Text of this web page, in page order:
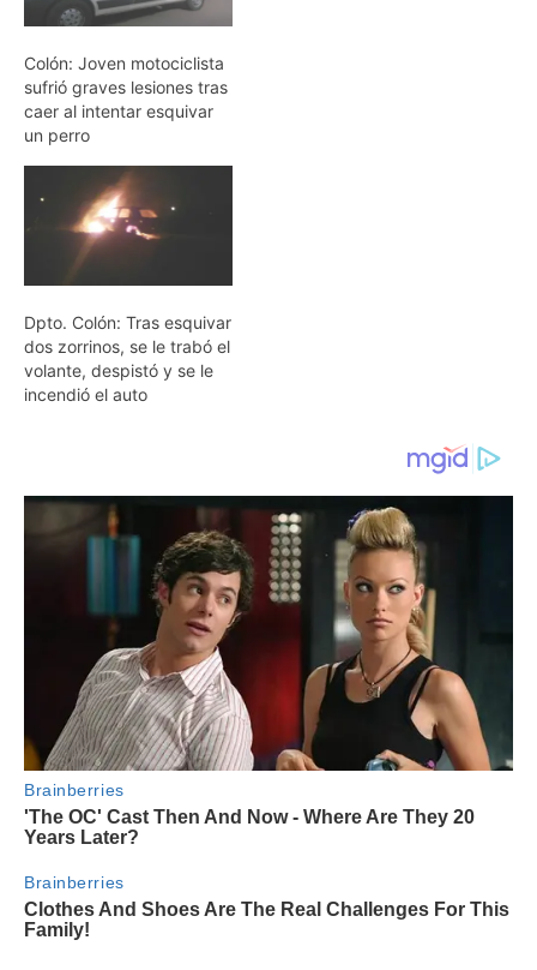
Colón: Joven motociclista
sufrió graves lesiones tras
caer al intentar esquivar
un perro
Dpto. Colón: Tras esquivar
dos zorrinos, se le trabó el
volante, despistó y se le
incendió el auto